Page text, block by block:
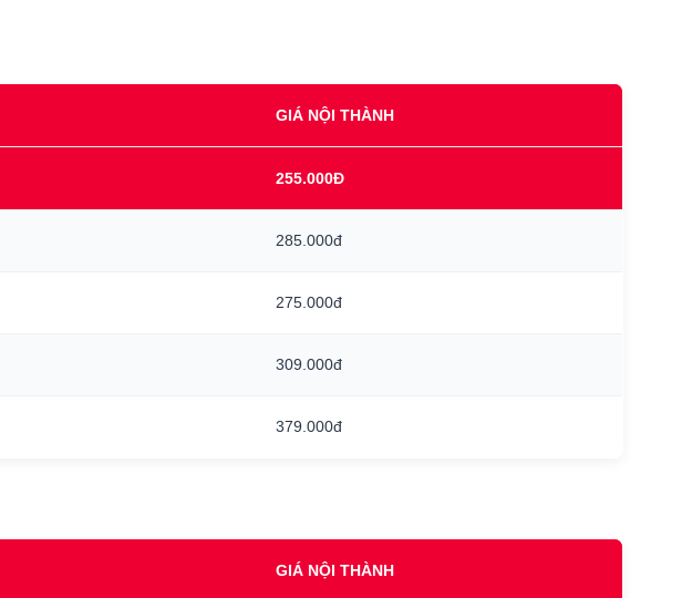
GIÁ NỘI THÀNH
255.000Đ
285.000đ
275.000đ
309.000đ
379.000đ
GIÁ NỘI THÀNH